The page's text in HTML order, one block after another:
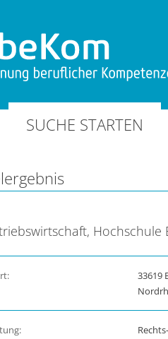
SUCHE STARTEN
Hochschule
33619